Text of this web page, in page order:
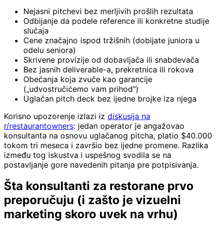
Nejasni pitchevi bez merljivih prošlih rezultata
Odbijanje da podele reference ili konkretne studije
slučaja
Cene značajno ispod tržišnih (dobijate juniora u
odelu seniora)
Skrivene provizije od dobavljača ili snabdevača
Bez jasnih deliverable-a, prekretnica ili rokova
Obećanja koja zvuče kao garancije
(„udvostručićemo vam prihod")
Uglačan pitch deck bez ijedne brojke iza njega
Korisno upozorenje izlazi iz diskusija na
r/restaurantowners: jedan operator je angažovao
konsultanta na osnovu uglačanog pitcha, platio $40.000
tokom tri meseca i završio bez ijedne promene. Razlika
između tog iskustva i uspešnog svodila se na
postavljanje gore navedenih pitanja pre potpisivanja.
Šta konsultanti za restorane prvo
preporučuju (i zašto je vizuelni
marketing skoro uvek na vrhu)